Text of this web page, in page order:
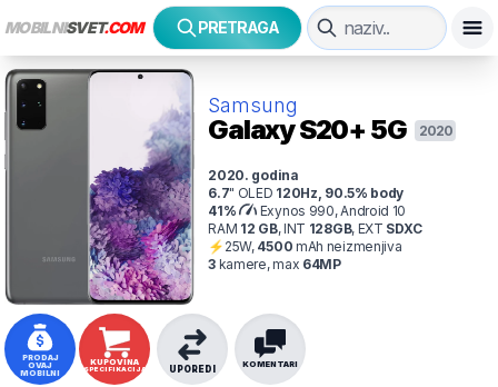
MOBILNISVET.COM PRETRAGA
Samsung
Galaxy S20+ 5G 2020
2020. godina
6.7" OLED 120Hz 90.5% body
41%
Exynos 990, Android 10
RAM 12 GB,INT 128GB, EXT SDXC
⚡ 25W, 4500 mAh neizmenjiva
3 kamere, max 64MP
PRODAJ
OVAJ
MOBILNI
KUPOVINA
SPECIFIKACIJA KOMENTARI
UPOREDI